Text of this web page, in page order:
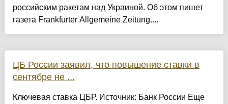
российским ракетам над Украиной. Об этом пишет
газета Frankfurter Allgemeine Zeitung....
ЦБ России заявил, что повышение ставки в
сентябре не ...
Ключевая ставка ЦБР. Источник: Банк России Еще